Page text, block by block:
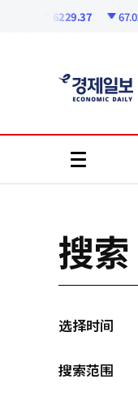
6229.37 67.01
搜索
选择时间
搜索范围